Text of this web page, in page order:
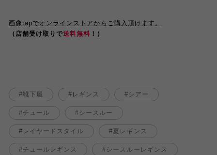
画像tapでオンラインストアからご購入頂けます。
（店舗受け取りで送料無料 ！）
靴下屋 レギンス シアー
チュール シースルー
レイヤードスタイル 夏レギンス
チュールレギンス シースルーレギンス